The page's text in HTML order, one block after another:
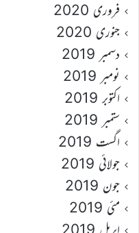
فروری 2020
جنوری 2020
دسمبر 2019
نومبر 2019
اکتوبر 2019
ستمبر 2019
اگست 2019
جولائی 2019
جون 2019
مئی 2019
اپریل 2019